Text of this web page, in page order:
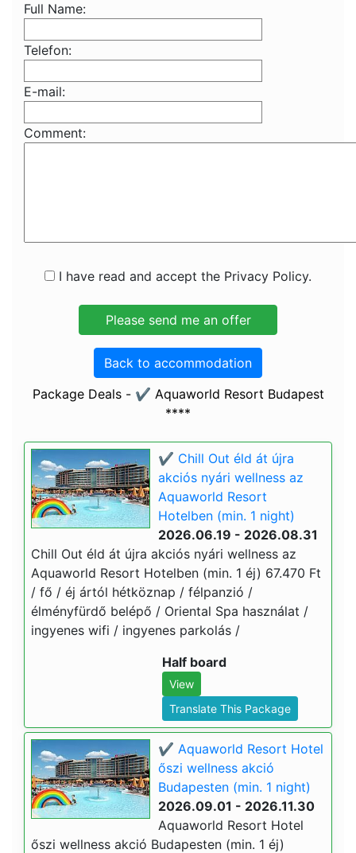
Full Name:
Telefon:
E-mail:
Comment:
I have read and accept the Privacy Policy.
Back to accommodation
Package Deals - ✔️ Aquaworld Resort Budapest
****
✔️ Chill Out éld át újra
akciós nyári wellness az
Aquaworld Resort
Hotelben (min. 1 night)
2026.06.19 - 2026.08.31
Chill Out éld át újra akciós nyári wellness az
Aquaworld Resort Hotelben (min. 1 éj) 67.470 Ft
/ fő / éj ártól hétköznap / félpanzió /
élményfürdő belépő / Oriental Spa használat /
ingyenes wifi / ingyenes parkolás /
Half board
View
Translate This Package
✔️ Aquaworld Resort Hotel
őszi wellness akció
Budapesten (min. 1 night)
2026.09.01 - 2026.11.30
Aquaworld Resort Hotel
őszi wellness akció Budapesten (min. 1 éj)